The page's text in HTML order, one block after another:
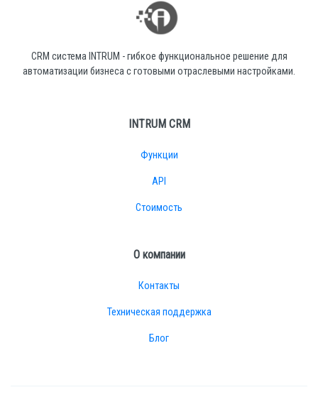
CRM система INTRUM - гибкое функциональное решение для
автоматизации бизнеса с готовыми отраслевыми настройками.
INTRUM CRM
Функции
API
Стоимость
О компании
Контакты
Техническая поддержка
Блог